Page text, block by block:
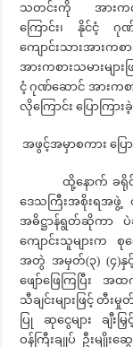
သတင်းကို အားကစာ
ကြောင်း၊ နိုင်ငံ့ ဂု
ကျောင်းသားအားက
အားကစားသမားမျာ
ငံ့ ဂုဏ်ဆောင် အားကစာ
လိုကြောင်း ပြောကြာ
အဖွင့်အမှာစကား ပြေ
ထို့နောက် ခရိုင်အုပ်စု
ဒေသကြီးအစိုးရအဖွဲ့ ဝ
အဓိဋ္ဌာန်ရွတ်ဆိုကာ ပဲခူ
ကျောင်းသူများက
အတွဲ အမှတ်(၃) (၄)နှင့်
ဖျော်ဖြေကြပြီး အ
သီချင်းများဖြင့် တီး
ပြု ဆုငွေများ ချီး
ဝန်ကြီးချုပ် ဦးမျိုး‌